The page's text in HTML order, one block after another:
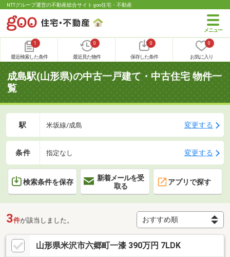
NTTグループ運営の不動産総合サイト goo住宅・不動産
1
最近検索した条件
0
最近見た物件
0
保存した条件
0
お気に入り
成島駅(山形県)の中古一戸建て・中古住宅 物件一
覧
駅 米坂線/成島 変更する
条件 指定なし 変更する
検索条件を保存
新着メールを受
取る
アプリで探す
3件が該当しました。
山形県米沢市六郷町一漆 390万円 7LDK